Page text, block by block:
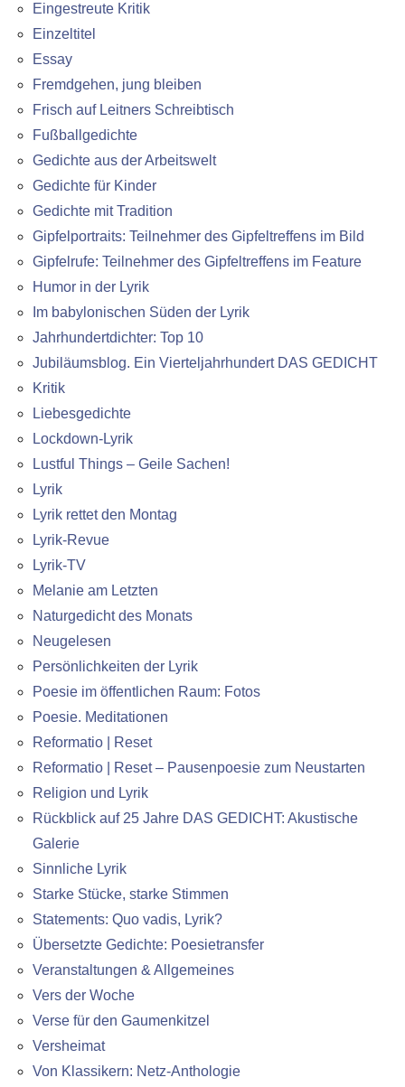
Eingestreute Kritik
Einzeltitel
Essay
Fremdgehen, jung bleiben
Frisch auf Leitners Schreibtisch
Fußballgedichte
Gedichte aus der Arbeitswelt
Gedichte für Kinder
Gedichte mit Tradition
Gipfelportraits: Teilnehmer des Gipfeltreffens im Bild
Gipfelrufe: Teilnehmer des Gipfeltreffens im Feature
Humor in der Lyrik
Im babylonischen Süden der Lyrik
Jahrhundertdichter: Top 10
Jubiläumsblog. Ein Vierteljahrhundert DAS GEDICHT
Kritik
Liebesgedichte
Lockdown-Lyrik
Lustful Things – Geile Sachen!
Lyrik
Lyrik rettet den Montag
Lyrik-Revue
Lyrik-TV
Melanie am Letzten
Naturgedicht des Monats
Neugelesen
Persönlichkeiten der Lyrik
Poesie im öffentlichen Raum: Fotos
Poesie. Meditationen
Reformatio | Reset
Reformatio | Reset – Pausenpoesie zum Neustarten
Religion und Lyrik
Rückblick auf 25 Jahre DAS GEDICHT: Akustische
Galerie
Sinnliche Lyrik
Starke Stücke, starke Stimmen
Statements: Quo vadis, Lyrik?
Übersetzte Gedichte: Poesietransfer
Veranstaltungen & Allgemeines
Vers der Woche
Verse für den Gaumenkitzel
Versheimat
Von Klassikern: Netz-Anthologie